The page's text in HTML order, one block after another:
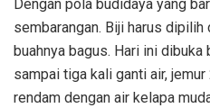
Dengan pola budidaya yang
sembarangan. Biji harus
buahnya bagus. Hari ini
sampai tiga kali ganti air,
rendam dengan air kelapa